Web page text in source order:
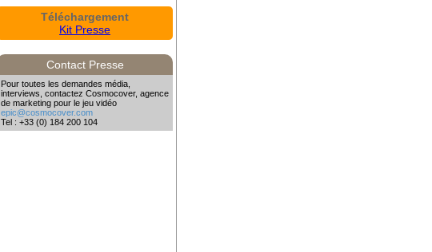
Téléchargement
Kit Presse
Contact Presse
Pour toutes les demandes média,
interviews, contactez Cosmocover, agence
de marketing pour le jeu vidéo
epic@cosmocover.com
Tel : +33 (0) 184 200 104